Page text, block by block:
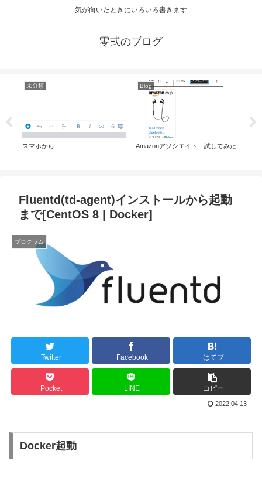
気が向いたときにいろいろ書きます
零弍のブログ
未分類
スマホから
Blog
Amazonアソシエイト 試してみた
Fluentd(td-agent)インストールから起動
まで[CentOS 8 | Docker]
プログラム
Twitter Facebook はてブ
Pocket LINE コピー
2022.04.13
Docker起動